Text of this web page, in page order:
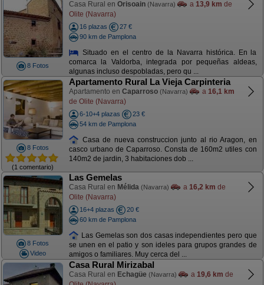
8 Fotos
Casa Rural en Orisoain (Navarra) a 13,9 km de
Olite (Navarra)
16 plazas
27 €
90 km de Pamplona
Situado en el centro de la Navarra histórica. En la
comarca la Valdorba, integrada por pequeñas aldeas,
algunas incluso despobladas, pero qu ...
8 Fotos
(1 comentario)
Apartamento Rural La Vieja Carpinteria
Apartamento en Caparroso (Navarra) a 16,1 km
de Olite (Navarra)
6-10+4 plazas
23 €
54 km de Pamplona
Casa de nueva construccion junto al rio Aragon, en
casco urbano de Caparroso. Consta de 160m2 utiles con
140m2 de jardin, 3 habitaciones dob ...
8 Fotos
Video
Las Gemelas
Casa Rural en Mélida (Navarra) a 16,2 km de
Olite (Navarra)
16+4 plazas
20 €
60 km de Pamplona
Las Gemelas son dos casas independientes pero que
se unen en el patio y son ideles para grupos grandes de
amigos o familiares. Muy cerca del ...
Casa Rural Mirizabal
Casa Rural en Echagüe (Navarra) a 19,6 km de